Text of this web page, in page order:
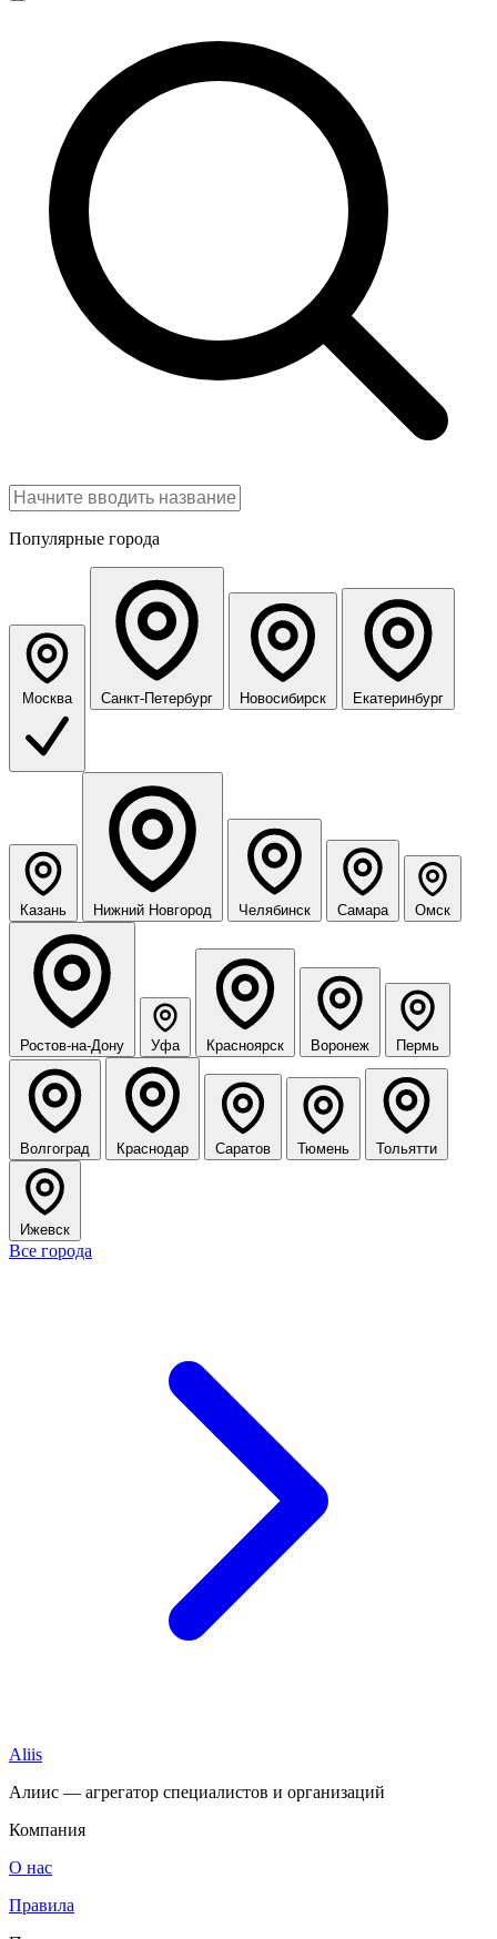
Популярные города
Москва Санкт-Петербург Новосибирск Екатеринбург
Казань Нижний Новгород Челябинск Самара Омск
Ростов-на-Дону Уфа Красноярск Воронеж Пермь
Волгоград Краснодар Саратов Тюмень Тольятти
Ижевск
Все города
Aliis
Алиис — агрегатор специалистов и организаций
Компания
О нас
Правила